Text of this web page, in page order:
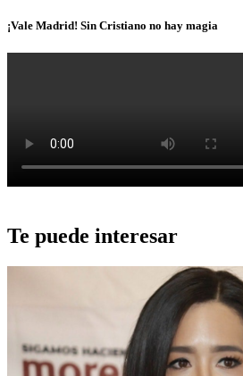
¡Vale Madrid! Sin Cristiano no hay magia
Te puede interesar